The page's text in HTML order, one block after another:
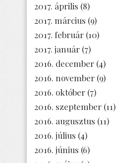
2017. április (8)
2017. március (9)
2017. február (10)
2017. január (7)
2016. december (4)
2016. november (9)
2016. október (7)
2016. szeptember (11)
2016. augusztus (11)
2016. július (4)
2016. június (6)